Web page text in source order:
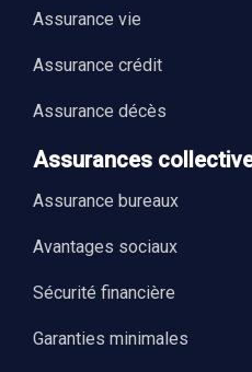
Assurance vie
Assurance crédit
Assurance décès
Assurances
Assurance bureaux
Avantages sociaux
Sécurité financière
Garanties minimales